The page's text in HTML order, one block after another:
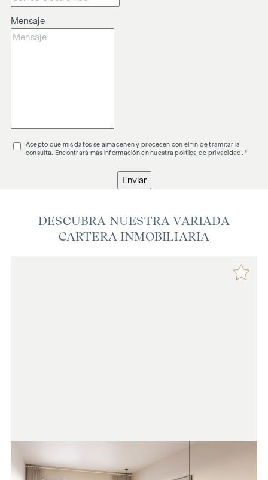
Mensaje
Acepto que mis datos se almacenen y procesen con el fin de tramitar la
consulta. Encontrará más información en nuestrapolítica de privacidad . *
Enviar
DESCUBRA NUESTRA VARIADA
CARTERA INMOBILIARIA